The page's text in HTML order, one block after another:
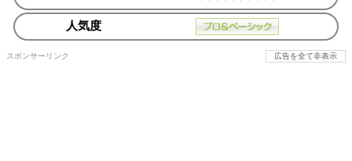
人気度
スポンサーリンク 広告を全て非表示